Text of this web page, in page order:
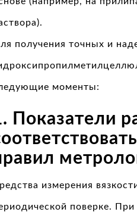
получения точных и
моменты:
Показатели
измерения
поверке.